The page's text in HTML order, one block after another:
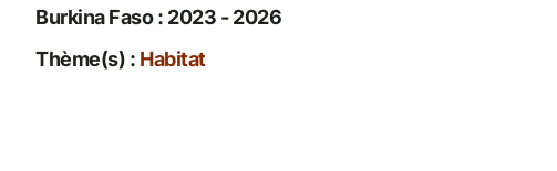
Burkina Faso : 2023 - 2026
Thème(s) : Habitat